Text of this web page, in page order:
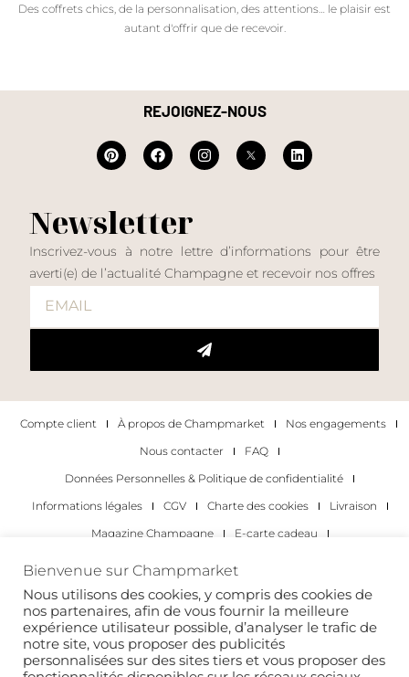
Des coffrets chics, de la personnalisation, des attentions… le plaisir est
autant d'offrir que de recevoir.
REJOIGNEZ-NOUS
Newsletter
Inscrivez-vous à notre lettre d’informations pour être
averti(e) de l’actualité Champagne et recevoir nos offres
Compte client À propos de Champmarket
Nos engagements
Nous contacter
FAQ
Données Personnelles & Politique de confidentialité
Informations légales
CGV Charte des cookies
Livraison
Magazine Champagne
E-carte cadeau
Les occasions pour déguster du champagne
Pour les particuliers
Pour les entreprises
Copyright 2022 © tous droits réservés. Champmarket.
Bienvenue sur Champmarket
Nous utilisons des cookies, y compris des cookies de
nos partenaires, afin de vous fournir la meilleure
expérience utilisateur possible, d’analyser le trafic de
notre site, vous proposer des publicités
personnalisées sur des sites tiers et vous proposer des